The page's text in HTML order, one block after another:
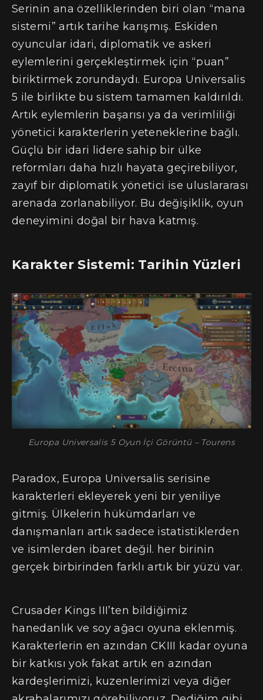
Serinin ana özelliklerinden biri olan “mana
sistemi” artık tarihe karışmış. Eskiden
oyuncular idari, diplomatik ve askeri
eylemlerini gerçekleştirmek için “puan”
biriktirmek zorundaydı. Europa Universalis
5 ile birlikte bu sistem tamamen kaldırıldı.
Artık eylemlerin başarısı ya da verimliliği
yönetici karakterlerin yeteneklerine bağlı.
Güçlü bir idari lidere sahip bir ülke
reformları daha hızlı hayata geçirebiliyor,
zayıf bir diplomatik yönetici ise uluslararası
arenada zorlanabiliyor. Bu değişiklik, oyun
deneyimini doğal bir hava katmış.
Karakter Sistemi: Tarihin Yüzleri
Europa Universalis 5 Oyun İçi Görüntü – Tourens
Paradox, Europa Universalis serisine
karakterleri ekleyerek yeni bir yeniliye
gitmiş. Ülkelerin hükümdarları ve
danışmanları artık sadece istatistiklerden
ve isimlerden ibaret değil. her birinin
gerçek birbirinden farklı artık bir yüzü var.
Crusader Kings III’ten bildiğimiz
hanedanlık ve soy ağacı oyuna eklenmiş.
Karakterlerin en azından CKIII kadar oyuna
bir katkısı yok fakat artık en azından
kardeşlerimizi, kuzenlerimizi veya diğer